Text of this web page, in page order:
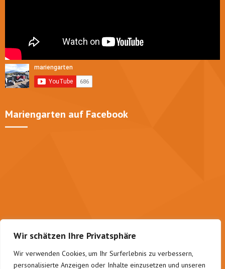
Wir schätzen Ihre Privatsphäre
Wir verwenden Cookies, um Ihr Surferlebnis zu verbessern,
personalisierte Anzeigen oder Inhalte einzusetzen und unseren
Mariengarten auf Facebook